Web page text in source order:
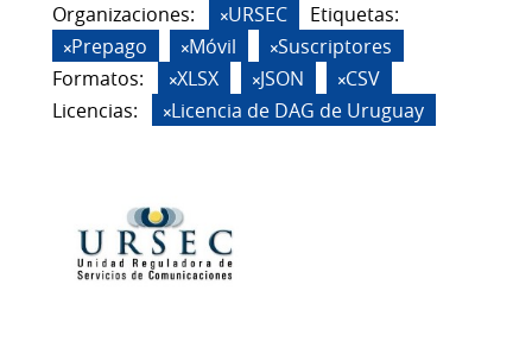
Organizaciones: URSEC
Etiquetas:
Prepago
Móvil
Suscriptores
Formatos:
XLSX JSON
CSV
Licencias:
Licencia de DAG de Uruguay